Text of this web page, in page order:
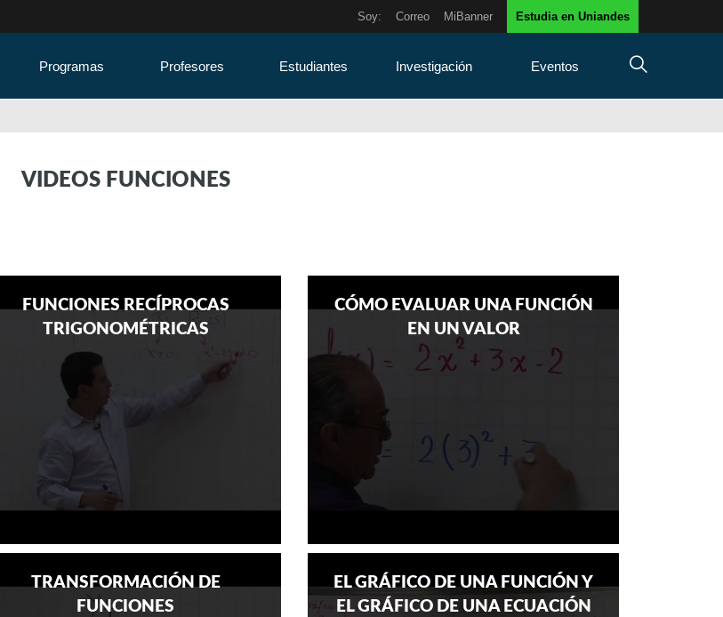
Soy: Correo MiBanner Estudia en Uniandes
Programas Profesores Estudiantes Investigación Eventos
VIDEOS FUNCIONES
FUNCIONES RECÍPROCAS
TRIGONOMÉTRICAS
CÓMO EVALUAR UNA FUNCIÓN
EN UN VALOR
TRANSFORMACIÓN DE
FUNCIONES
EL GRÁFICO DE UNA FUNCIÓN Y
EL GRÁFICO DE UNA ECUACIÓN